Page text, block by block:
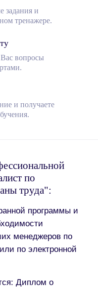
задания и
тренажере.
вопросы
и получаете
по
труда":
программы и
менеджеров по
или по электронной
Диплом о